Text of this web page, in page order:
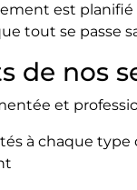
est planifié
tout se passe
de nos
et
à chaque type